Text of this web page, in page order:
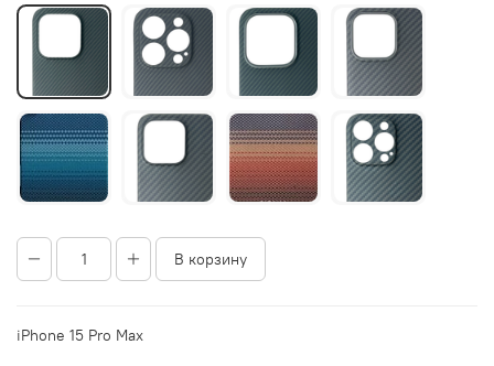
В корзину
iPhone 15 Pro Max